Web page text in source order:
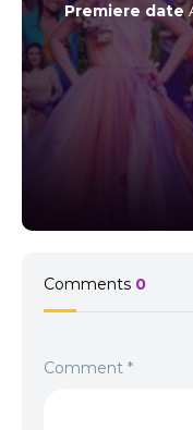
Premiere date
Comments 0
Comment *